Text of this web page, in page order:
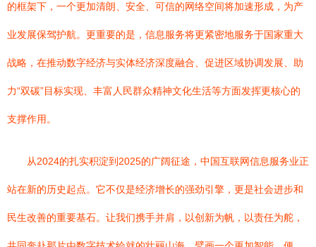
的框架下，一个更加清朗、安全、可信的网络空间将加速形成，为产
业发展保驾护航。更重要的是，信息服务将更紧密地服务于国家重大
战略，在推动数字经济与实体经济深度融合、促进区域协调发展、助
力“双碳”目标实现、丰富人民群众精神文化生活等方面发挥更核心的
支撑作用。
从2024的扎实积淀到2025的广阔征途，中国互联网信息服务业正
站在新的历史起点。它不仅是经济增长的强劲引擎，更是社会进步和
民生改善的重要基石。让我们携手并肩，以创新为帆，以责任为舵，